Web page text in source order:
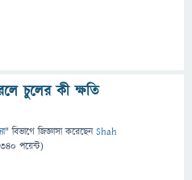
চুলের কী ক্ষতি
" বিভাগে জিজ্ঞাসাকরেছেনShah
340 পয়েন্ট)